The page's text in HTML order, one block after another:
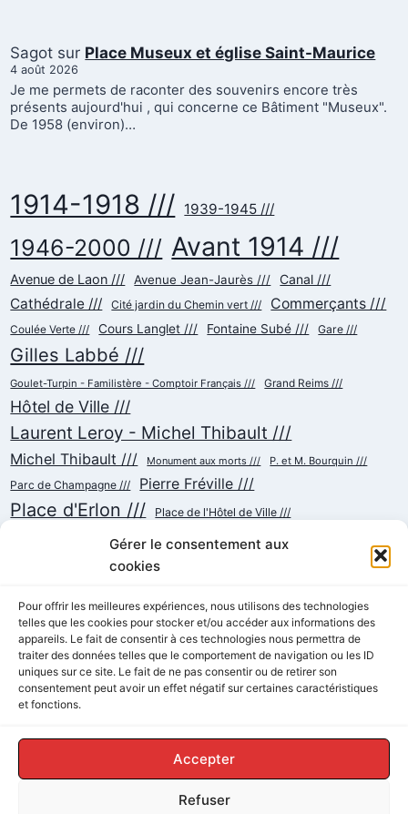
Gérer le consentement aux
cookies
Pour offrir les meilleures expériences, nous utilisons des technologies
telles que les cookies pour stocker et/ou accéder aux informations des
appareils. Le fait de consentir à ces technologies nous permettra de
traiter des données telles que le comportement de navigation ou les ID
uniques sur ce site. Le fait de ne pas consentir ou de retirer son
consentement peut avoir un effet négatif sur certaines caractéristiques
et fonctions.
Accepter
Refuser
Sagot sur Place Museux et église Saint-Maurice
4 août 2026
Je me permets de raconter des souvenirs encore très
présents aujourd'hui , qui concerne ce Bâtiment "Museux".
De 1958 (environ)…
1914-1918 /// 1939-1945 ///
1946-2000 /// Avant 1914 ///
Avenue de Laon /// Avenue Jean-Jaurès /// Canal ///
Cathédrale /// Cité jardin du Chemin vert /// Commerçants ///
Coulée Verte /// Cours Langlet /// Fontaine Subé /// Gare ///
Gilles Labbé ///
Goulet-Turpin - Familistère - Comptoir Français /// Grand Reims ///
Hôtel de Ville ///
Laurent Leroy - Michel Thibault ///
Michel Thibault /// Monument aux morts /// P. et M. Bourquin ///
Parc de Champagne /// Pierre Fréville ///
Place d'Erlon /// Place de l'Hôtel de Ville ///
Place de la République /// Place du Cardinal Luçon ///
Place du Forum/des Marchés ///
Rue Buirette /// Rue Carnot /// Rue Chanzy /// Rue Colbert ///
Rue Cérès /// Rue de l'Etape /// Rue de Mars /// Rue de Talleyrand ///
Rue de Vesle /// Rue Thiers /// Succursalisme /// Tramway ///